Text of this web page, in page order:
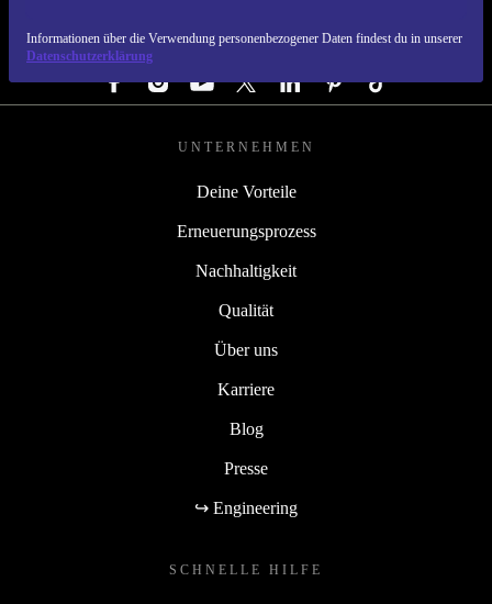
Informationen über die Verwendung personenbezogener Daten findest du in unserer
Datenschutzerklärung
FOLGE UNS
UNTERNEHMEN
Deine Vorteile
Erneuerungsprozess
Nachhaltigkeit
Qualität
Über uns
Karriere
Blog
Presse
↪ Engineering
SCHNELLE HILFE